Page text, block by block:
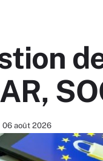
06 août 2026